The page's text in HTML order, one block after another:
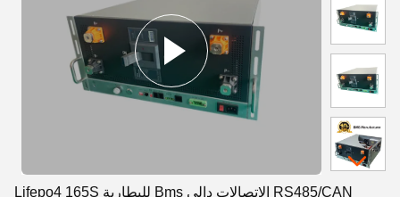
RS485/CAN الاتصالات دالي Bms للبطارية Lifepo4 165S